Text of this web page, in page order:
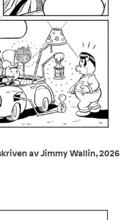
av Jimmy Wallin, 2026